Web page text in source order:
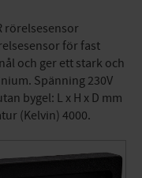
rörelsesensor
för fast
och ger ett stark och
Spänning 230V
bygel: L x H x D mm
(Kelvin) 4000.